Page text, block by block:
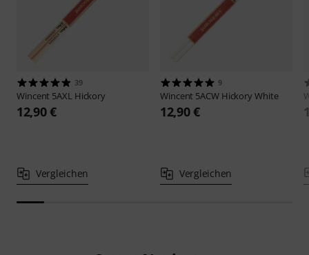
39
Wincent 5AXL Hickory
12,90 €
Vergleichen
9
Wincent 5ACW Hickory White
12,90 €
Vergleichen